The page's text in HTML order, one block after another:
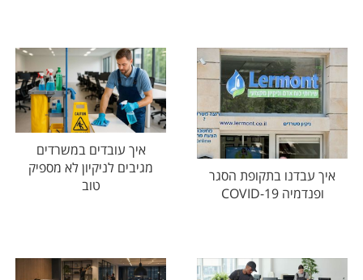
איך עבדנו בתקופת הסגר
ופנדמיה COVID-19
איך עובדים במשרדים
מגיבים לניקיון לא מספיק
טוב